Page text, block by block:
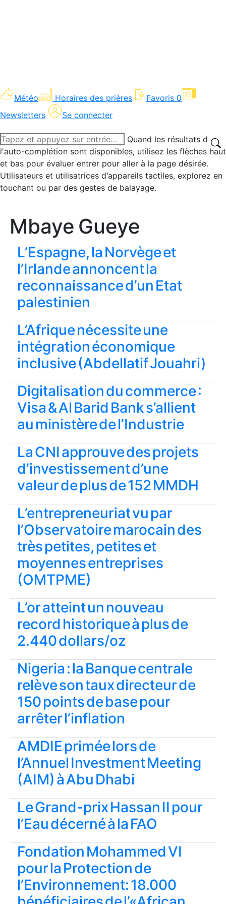
Météo Horaires des prières Favoris 0
Newsletters
Se connecter
Recherche
:
Quand les résultats de
l'auto-complétion sont disponibles, utilisez les flèches haut
et bas pour évaluer entrer pour aller à la page désirée.
Utilisateurs et utilisatrices d‘appareils tactiles, explorez en
touchant ou par des gestes de balayage.
Mbaye Gueye
L’Espagne, la Norvège et
l’Irlande annoncent la
reconnaissance d’un Etat
palestinien
L’Afrique nécessite une
intégration économique
inclusive (Abdellatif Jouahri)
Digitalisation du commerce :
Visa & Al Barid Bank s’allient
au ministère de l’Industrie
La CNI approuve des projets
d’investissement d’une
valeur de plus de 152 MMDH
L’entrepreneuriat vu par
l’Observatoire marocain des
très petites, petites et
moyennes entreprises
(OMTPME)
L’or atteint un nouveau
record historique à plus de
2.440 dollars/oz
Nigeria : la Banque centrale
relève son taux directeur de
150 points de base pour
arrêter l’inflation
AMDIE primée lors de
l’Annuel Investment Meeting
(AIM) à Abu Dhabi
Le Grand-prix Hassan II pour
l’Eau décerné à la FAO
Fondation Mohammed VI
pour la Protection de
l’Environnement: 18.000